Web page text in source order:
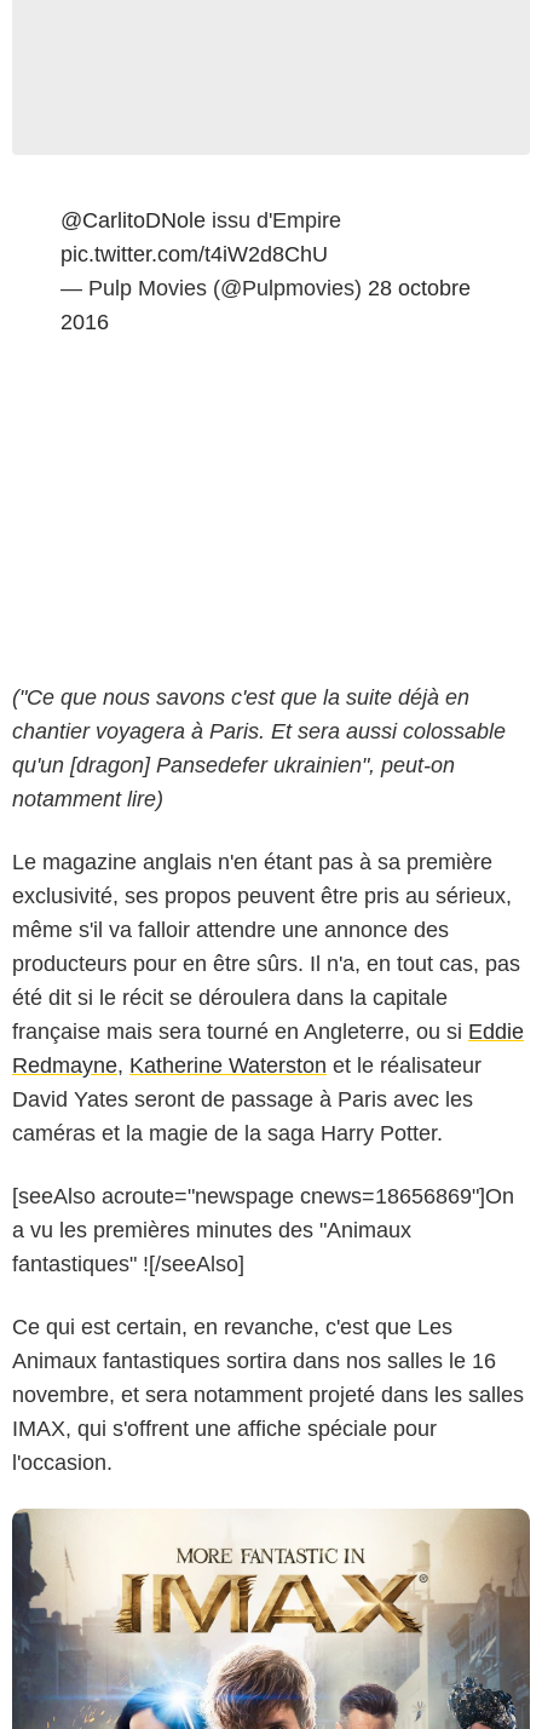
@CarlitoDNole issu d'Empire
pic.twitter.com/t4iW2d8ChU
— Pulp Movies (@Pulpmovies) 28 octobre
2016
("Ce que nous savons c'est que la suite déjà en
chantier voyagera à Paris. Et sera aussi colossable
qu'un [dragon] Pansedefer ukrainien", peut-on
notamment lire)
Le magazine anglais n'en étant pas à sa première
exclusivité, ses propos peuvent être pris au sérieux,
même s'il va falloir attendre une annonce des
producteurs pour en être sûrs. Il n'a, en tout cas, pas
été dit si le récit se déroulera dans la capitale
française mais sera tourné en Angleterre, ou si Eddie
Redmayne, Katherine Waterston et le réalisateur
David Yates seront de passage à Paris avec les
caméras et la magie de la saga Harry Potter.
[seeAlso acroute="newspage cnews=18656869"]On
a vu les premières minutes des "Animaux
fantastiques" ![/seeAlso]
Ce qui est certain, en revanche, c'est que Les
Animaux fantastiques sortira dans nos salles le 16
novembre, et sera notamment projeté dans les salles
IMAX, qui s'offrent une affiche spéciale pour
l'occasion.
Warner Bros. Pictures